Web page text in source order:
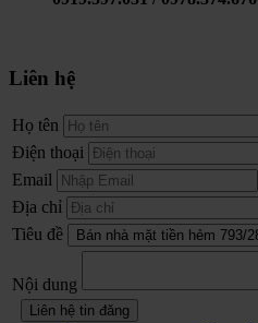
Liên hệ
Họ tên
Điện thoại
Email
Địa chỉ
Tiêu đề
Nội dung
Liên hệ tin đăng